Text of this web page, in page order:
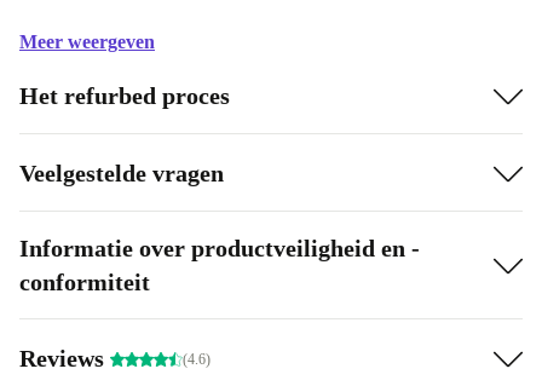
Meer weergeven
Het refurbed proces
Veelgestelde vragen
Informatie over productveiligheid en -
conformiteit
Reviews (4.6)